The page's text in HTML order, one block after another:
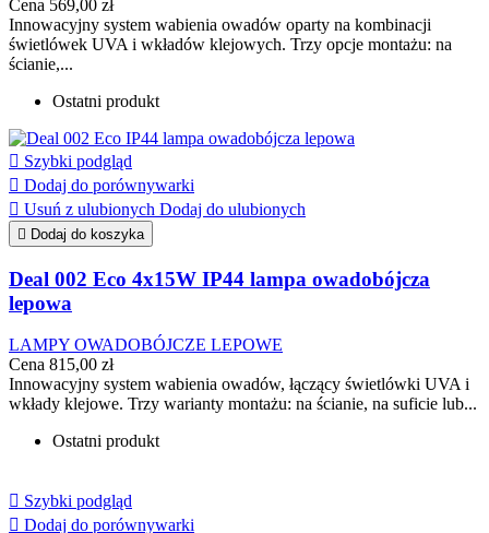
Cena 569,00 zł
Innowacyjny system wabienia owadów oparty na kombinacji
świetlówek UVA i wkładów klejowych. Trzy opcje montażu: na
ścianie,...
Ostatni produkt
 Szybki podgląd
 Dodaj do porównywarki
 Usuń z ulubionych Dodaj do ulubionych
 Dodaj do koszyka
Deal 002 Eco 4x15W IP44 lampa owadobójcza
lepowa
LAMPY OWADOBÓJCZE LEPOWE
Cena 815,00 zł
Innowacyjny system wabienia owadów, łączący świetlówki UVA i
wkłady klejowe. Trzy warianty montażu: na ścianie, na suficie lub...
Ostatni produkt
 Szybki podgląd
 Dodaj do porównywarki